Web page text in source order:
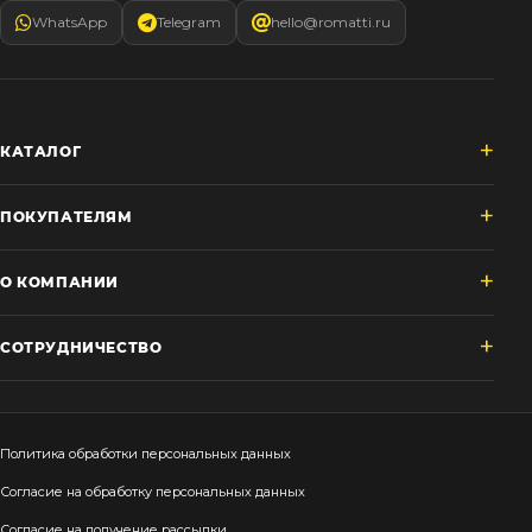
WhatsApp Telegram hello@romatti.ru
КАТАЛОГ
ПОКУПАТЕЛЯМ
О КОМПАНИИ
СОТРУДНИЧЕСТВО
Политика обработки персональных данных
Согласие на обработку персональных данных